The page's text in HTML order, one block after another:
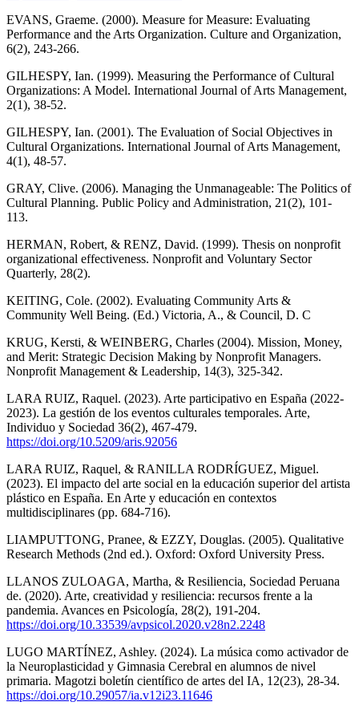
EVANS, Graeme. (2000). Measure for Measure: Evaluating
Performance and the Arts Organization. Culture and Organization,
6(2), 243-266.
GILHESPY, Ian. (1999). Measuring the Performance of Cultural
Organizations: A Model. International Journal of Arts Management,
2(1), 38-52.
GILHESPY, Ian. (2001). The Evaluation of Social Objectives in
Cultural Organizations. International Journal of Arts Management,
4(1), 48-57.
GRAY, Clive. (2006). Managing the Unmanageable: The Politics of
Cultural Planning. Public Policy and Administration, 21(2), 101-
113.
HERMAN, Robert, & RENZ, David. (1999). Thesis on nonprofit
organizational effectiveness. Nonprofit and Voluntary Sector
Quarterly, 28(2).
KEITING, Cole. (2002). Evaluating Community Arts &
Community Well Being. (Ed.) Victoria, A., & Council, D. C
KRUG, Kersti, & WEINBERG, Charles (2004). Mission, Money,
and Merit: Strategic Decision Making by Nonprofit Managers.
Nonprofit Management & Leadership, 14(3), 325-342.
LARA RUIZ, Raquel. (2023). Arte participativo en España (2022-
2023). La gestión de los eventos culturales temporales. Arte,
Individuo y Sociedad 36(2), 467-479.
https://doi.org/10.5209/aris.92056
LARA RUIZ, Raquel, & RANILLA RODRÍGUEZ, Miguel.
(2023). El impacto del arte social en la educación superior del artista
plástico en España. En Arte y educación en contextos
multidisciplinares (pp. 684-716).
LIAMPUTTONG, Pranee, & EZZY, Douglas. (2005). Qualitative
Research Methods (2nd ed.). Oxford: Oxford University Press.
LLANOS ZULOAGA, Martha, & Resiliencia, Sociedad Peruana
de. (2020). Arte, creatividad y resiliencia: recursos frente a la
pandemia. Avances en Psicología, 28(2), 191-204.
https://doi.org/10.33539/avpsicol.2020.v28n2.2248
LUGO MARTÍNEZ, Ashley. (2024). La música como activador de
la Neuroplasticidad y Gimnasia Cerebral en alumnos de nivel
primaria. Magotzi boletín científico de artes del IA, 12(23), 28-34.
https://doi.org/10.29057/ia.v12i23.11646